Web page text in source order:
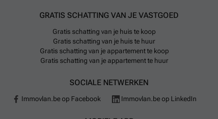
GRATIS SCHATTING VAN JE VASTGOED
Gratis schatting van je huis te koop
Gratis schatting van je huis te huur
Gratis schatting van je appartement te koop
Gratis schatting van je appartement te huur
SOCIALE NETWERKEN
Immovlan.be op Facebook Immovlan.be op LinkedIn